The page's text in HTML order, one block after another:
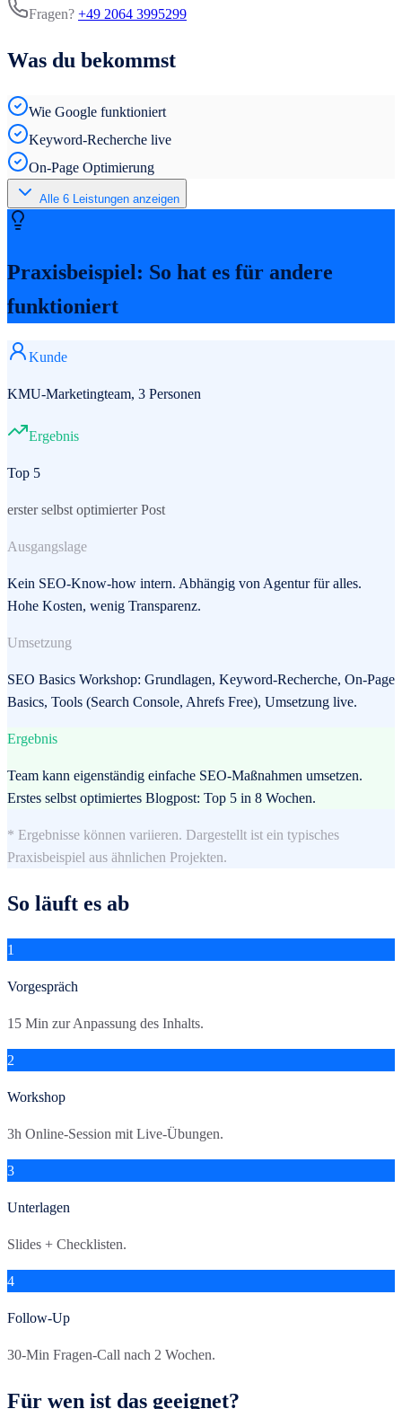
Fragen? +49 2064 3995299
Was du bekommst
Wie Google funktioniert
Keyword-Recherche live
On-Page Optimierung
Alle 6 Leistungen anzeigen
Praxisbeispiel: So hat es für andere
funktioniert
Kunde
KMU-Marketingteam, 3 Personen
Ergebnis
Top 5
erster selbst optimierter Post
Ausgangslage
Kein SEO-Know-how intern. Abhängig von Agentur für alles.
Hohe Kosten, wenig Transparenz.
Umsetzung
SEO Basics Workshop: Grundlagen, Keyword-Recherche, On-Page
Basics, Tools (Search Console, Ahrefs Free), Umsetzung live.
Ergebnis
Team kann eigenständig einfache SEO-Maßnahmen umsetzen.
Erstes selbst optimiertes Blogpost: Top 5 in 8 Wochen.
* Ergebnisse können variieren. Dargestellt ist ein typisches
Praxisbeispiel aus ähnlichen Projekten.
So läuft es ab
1
Vorgespräch
15 Min zur Anpassung des Inhalts.
2
Workshop
3h Online-Session mit Live-Übungen.
3
Unterlagen
Slides + Checklisten.
4
Follow-Up
30-Min Fragen-Call nach 2 Wochen.
Für wen ist das geeignet?